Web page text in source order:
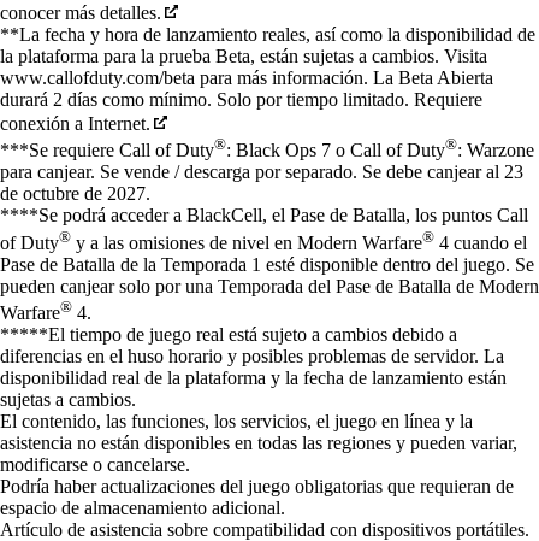
conocer más detalles.
**La fecha y hora de lanzamiento reales, así como la disponibilidad de
la plataforma para la prueba Beta, están sujetas a cambios. Visita
www.callofduty.com/beta para más información. La Beta Abierta
durará 2 días como mínimo. Solo por tiempo limitado. Requiere
conexión a Internet.
***Se requiere Call of Duty®: Black Ops 7 o Call of Duty®: Warzone
para canjear. Se vende / descarga por separado. Se debe canjear al 23
de octubre de 2027.
****Se podrá acceder a BlackCell, el Pase de Batalla, los puntos Call
of Duty® y a las omisiones de nivel en Modern Warfare® 4 cuando el
Pase de Batalla de la Temporada 1 esté disponible dentro del juego. Se
pueden canjear solo por una Temporada del Pase de Batalla de Modern
Warfare® 4.
*****El tiempo de juego real está sujeto a cambios debido a
diferencias en el huso horario y posibles problemas de servidor. La
disponibilidad real de la plataforma y la fecha de lanzamiento están
sujetas a cambios.
El contenido, las funciones, los servicios, el juego en línea y la
asistencia no están disponibles en todas las regiones y pueden variar,
modificarse o cancelarse.
Podría haber actualizaciones del juego obligatorias que requieran de
espacio de almacenamiento adicional.
Artículo de asistencia sobre compatibilidad con dispositivos portátiles.